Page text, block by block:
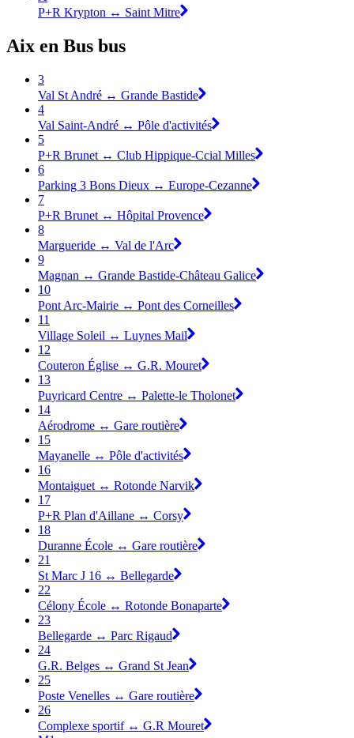
P+R Krypton ↔ Saint Mitre
Aix en Bus bus
3
Val St André ↔ Grande Bastide
4
Val Saint-André ↔ Pôle d'activités
5
P+R Brunet ↔ Club Hippique-Ccial Milles
6
Parking 3 Bons Dieux ↔ Europe-Cezanne
7
P+R Brunet ↔ Hôpital Provence
8
Margueride ↔ Val de l'Arc
9
Magnan ↔ Grande Bastide-Château Galice
10
Pont Arc-Mairie ↔ Pont des Corneilles
11
Village Soleil ↔ Luynes Mail
12
Couteron Église ↔ G.R. Mouret
13
Puyricard Centre ↔ Palette-le Tholonet
14
Aérodrome ↔ Gare routière
15
Mayanelle ↔ Pôle d'activités
16
Montaiguet ↔ Rotonde Narvik
17
P+R Plan d'Aillane ↔ Corsy
18
Duranne École ↔ Gare routière
21
St Marc J 16 ↔ Bellegarde
22
Célony École ↔ Rotonde Bonaparte
23
Bellegarde ↔ Parc Rigaud
24
G.R. Belges ↔ Grand St Jean
25
Poste Venelles ↔ Gare routière
26
Complexe sportif ↔ G.R Mouret